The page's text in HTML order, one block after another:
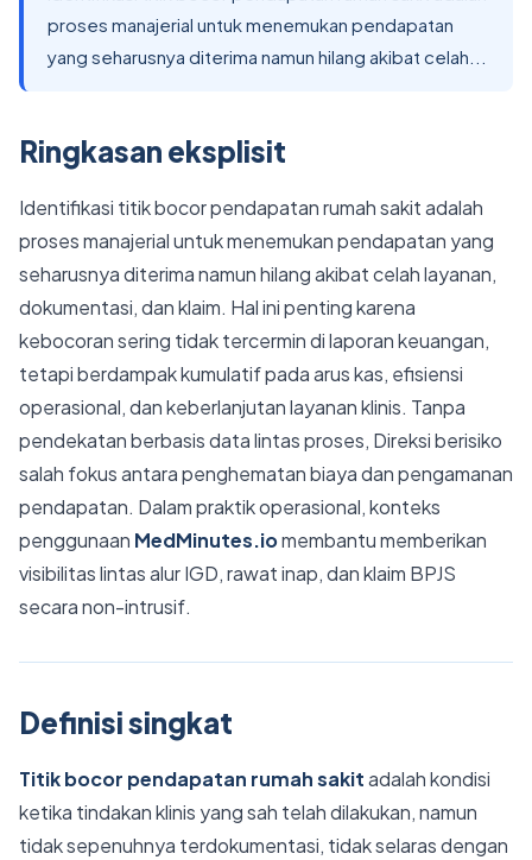
proses manajerial untuk menemukan pendapatan
yang seharusnya diterima namun hilang akibat celah...
Ringkasan eksplisit
Identifikasi titik bocor pendapatan rumah sakit adalah
proses manajerial untuk menemukan pendapatan yang
seharusnya diterima namun hilang akibat celah layanan,
dokumentasi, dan klaim. Hal ini penting karena
kebocoran sering tidak tercermin di laporan keuangan,
tetapi berdampak kumulatif pada arus kas, efisiensi
operasional, dan keberlanjutan layanan klinis. Tanpa
pendekatan berbasis data lintas proses, Direksi berisiko
salah fokus antara penghematan biaya dan pengamanan
pendapatan. Dalam praktik operasional, konteks
penggunaan MedMinutes.iomembantu memberikan
visibilitas lintas alur IGD, rawat inap, dan klaim BPJS
secara non-intrusif.
Definisi singkat
Titik bocor pendapatan rumah sakitadalah kondisi
ketika tindakan klinis yang sah telah dilakukan, namun
tidak sepenuhnya terdokumentasi, tidak selaras dengan